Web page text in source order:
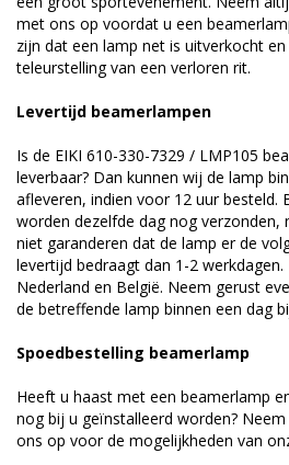
met ons op voordat u een
zijn dat een lamp net is uitverkocht
teleurstelling van een verloren rit.
Levertijd beamerlampen
Is de EIKI 610-330-7329 / LMP105
leverbaar? Dan kunnen wij de lamp
afleveren, indien voor 12 uur besteld.
worden dezelfde dag nog verzonden,
niet garanderen dat de lamp er de
levertijd bedraagt dan 1-2
Nederland en België. Neem gerust
de betreffende lamp binnen een dag
Spoedbestelling beamerlamp
Heeft u haast met een beamerlamp
nog bij u geïnstalleerd worden? Neem
ons op voor de mogelijkheden van